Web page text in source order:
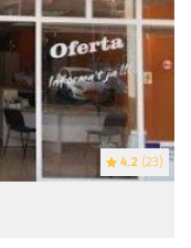
4.2 (23)